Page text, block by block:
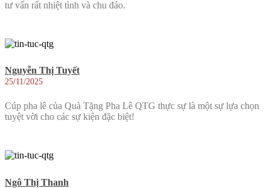
tư vấn rất nhiệt tình và chu đáo.
Nguyễn Thị Tuyết
25/11/2025
Cúp pha lê của Quà Tặng Pha Lê QTG thực sự là một sự lựa chọn
tuyệt vời cho các sự kiện đặc biệt!
Ngô Thị Thanh